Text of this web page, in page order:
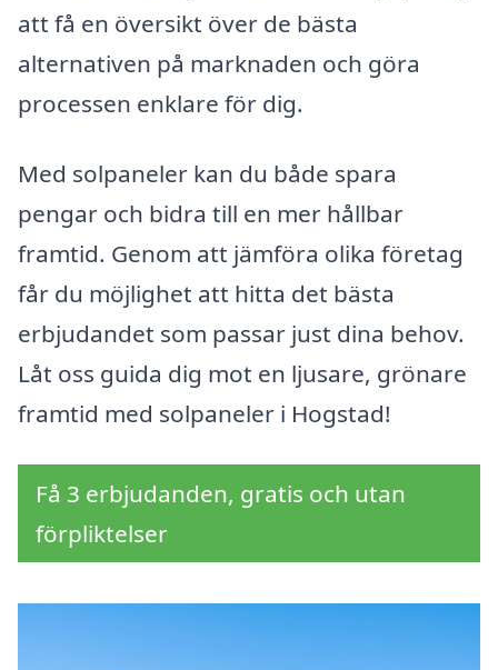
att få en översikt över de bästa
alternativen på marknaden och göra
processen enklare för dig.
Med solpaneler kan du både spara
pengar och bidra till en mer hållbar
framtid. Genom att jämföra olika företag
får du möjlighet att hitta det bästa
erbjudandet som passar just dina behov.
Låt oss guida dig mot en ljusare, grönare
framtid med solpaneler i Hogstad!
Få 3 erbjudanden, gratis och utan
förpliktelser